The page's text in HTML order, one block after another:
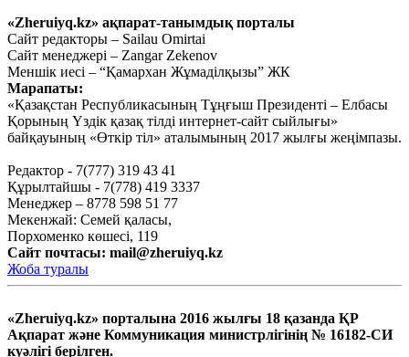
Қыркүйек 14, 2020
Қысқасы, «полный хаос»!
Қыркүйек 10, 2020
Тағы оқу
«Zheruiyq.kz» ақпарат-танымдық порталы
Сайт редакторы – Sailau Omirtai
Сайт менеджері – Zangar Zekenov
Меншік иесі – “Қамархан Жұмаділқызы” ЖК
Марапаты:
«Қазақстан Республикасының Тұңғыш Президенті – Елбасы
Қорының Үздік қазақ тілді интернет-сайт сыйлығы»
байқауының «Өткір тіл» аталымының 2017 жылғы жеңімпазы.
Редактор - 7(777) 319 43 41
Құрылтайшы - 7(778) 419 3337
Менеджер – 8778 598 51 77
Мекенжай: Семей қаласы,
Порхоменко көшесі, 119
Сайт почтасы: mail@zheruiyq.kz
Жоба туралы
«Zheruiyq.kz» порталына 2016 жылғы 18 қазанда ҚР
Ақпарат және Коммуникация министрлігінің № 16182-СИ
куәлігі берілген.